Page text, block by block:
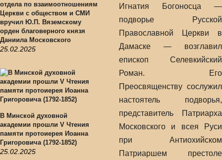
отдела по взаимоотношениям
Церкви с обществом и СМИ
вручил Ю.П. Вяземскому
орден благоверного князя
Даниила Московского
25.02.2025
В Минской духовной
академии прошли V Чтения
памяти протоиерея Иоанна
Григоровича (1792-1852)
25.02.2025
Игнатия Богоносца —
подворье Русской
Православной Церкви в
Дамаске — возглавил
епископ Селевкийский
Роман. Его
Преосвященству сослужил
настоятель подворья,
представитель Патриарха
Московского и всея Руси
при Антиохийском
Патриаршем престоле